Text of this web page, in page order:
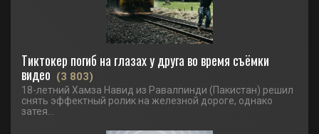
Тиктокер погиб на глазах у друга во время съёмки
видео (3 803)
18-летний Хамза Навид из Равалпинди (Пакистан) решил
снять эффектный ролик на железной дороге, однако
затея...